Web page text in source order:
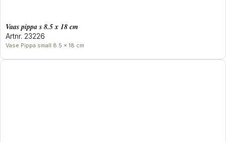
Vaas pippa s 8.5 x 18 cm
Artnr. 23226
Vase Pippa small 8.5 x 18 cm